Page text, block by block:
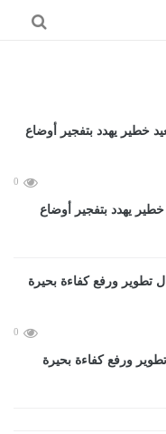
0
يهدد بتفجير أوضاع
0
ورفع كفاءة بحيرة